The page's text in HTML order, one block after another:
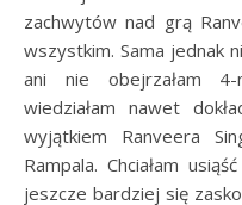
zachwytów nad grą
wszystkim. Sama jednak
ani nie obejrzałam
wiedziałam nawet
wyjątkiem Ranveera
Rampala. Chciałam
jeszcze bardziej się